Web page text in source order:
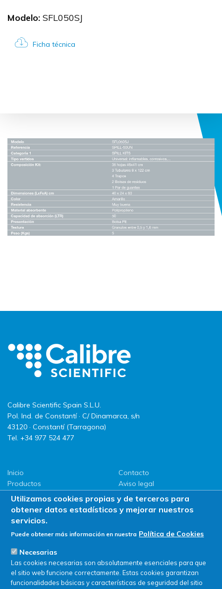
Modelo: SFL050SJ
Ficha técnica
Calibre Scientific Spain S.L.U.
Pol. Ind. de Constantí · C/ Dinamarca, s/n
43120 · Constantí (Tarragona)
Tel. +34 977 524 477
Inicio
Productos
LLG
Promociones
ServiSAT
Contacto
Aviso legal
Política de privacidad
Política de Cookies
Buscar en tienda
Utilizamos cookies propias y de terceros para
obtener datos estadísticos y mejorar nuestros
servicios.
Puede obtener más información en nuestra Política de Cookies
Necesarias
Las cookies necesarias son absolutamente esenciales para que
el sitio web funcione correctamente. Estas cookies garantizan
funcionalidades básicas y características de seguridad del sitio